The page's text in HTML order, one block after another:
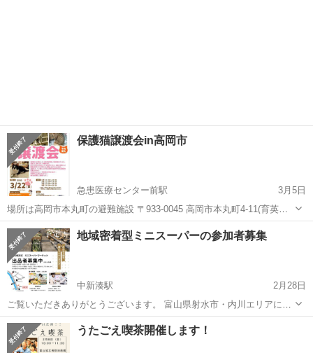
保護猫譲渡会in高岡市
急患医療センター前駅
3月5日
場所は高岡市本丸町の避難施設 〒933-0045 高岡市本丸町4-11(育英セ
ンターさん隣です) になっております。 予約された1組ずつ30分～1時
間で見ていただけるようにいたします。 ご予約は本丸施設電話0766-
27-...
富山 高岡市 急患医療センター前駅 その他
地域密着型ミニスーパーの参加者募集
中新湊駅
2月28日
ご覧いただきありがとうございます。 富山県射水市・内川エリアにて
「道の駅方式のミニスーパー構想」を計画しています。 本イベントで
は、 ・自家製商品を地域で広めたい ・地域で販売してみたい ・参加
に興味がある そんな...
富山 射水市 中新湊駅 その他 参加者募集
うたごえ喫茶開催します！